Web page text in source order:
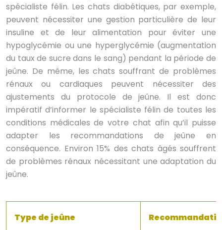
spécialiste félin. Les chats diabétiques, par exemple,
peuvent nécessiter une gestion particulière de leur
insuline et de leur alimentation pour éviter une
hypoglycémie ou une hyperglycémie (augmentation
du taux de sucre dans le sang) pendant la période de
jeûne. De même, les chats souffrant de problèmes
rénaux ou cardiaques peuvent nécessiter des
ajustements du protocole de jeûne. Il est donc
impératif d’informer le spécialiste félin de toutes les
conditions médicales de votre chat afin qu’il puisse
adapter les recommandations de jeûne en
conséquence. Environ 15% des chats âgés souffrent
de problèmes rénaux nécessitant une adaptation du
jeûne.
Type de jeûne